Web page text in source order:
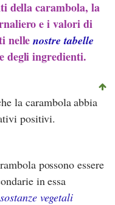
della carambola, la
e i valori di
nellenostre tabelle
degli ingredienti.
la carambola abbia
positivi.
possono essere
in essa
vegetali